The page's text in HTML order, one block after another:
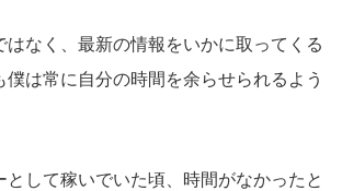
はなく、最新の情報をいかに取ってくる
僕は常に自分の時間を余らせられるよう
として稼いでいた頃、時間がなかったと